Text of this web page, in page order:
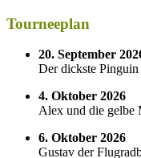
Tourneeplan
20. September
Der dickste
4. Oktober 2026
Alex und die gelbe
6. Oktober 2026
Gustav der